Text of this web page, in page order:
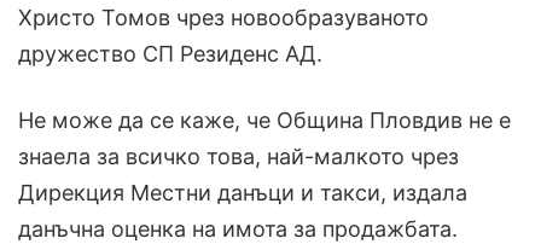
Христо Томов чрез новообразуваното
дружество СП Резиденс АД.
Не може да се каже, че Община Пловдив не е
знаела за всичко това, най-малкото чрез
Дирекция Местни данъци и такси, издала
данъчна оценка на имота за продажбата.